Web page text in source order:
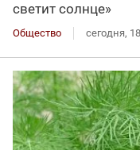
светит солнце»
Общество сегодня,